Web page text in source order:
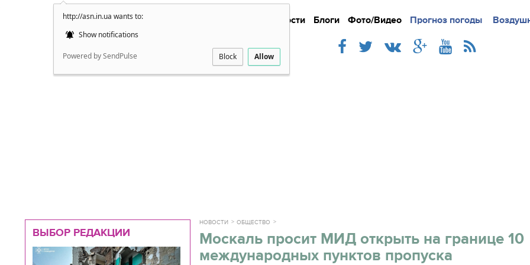
http://asn.in.ua wants to:
Show notifications
Powered by SendPulse Block Allow
Новости Блоги Фото/Видео Прогноз погоды
Подробно Новости
ВЫБОР РЕДАКЦИИ
НОВОСТИ ОБЩЕСТВО
Москаль просит МИД открыть на границе 10
международных пунктов пропуска